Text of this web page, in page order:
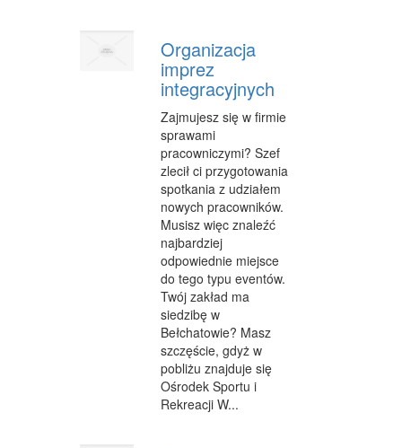
Organizacja
imprez
integracyjnych
Zajmujesz się w firmie
sprawami
pracowniczymi? Szef
zlecił ci przygotowania
spotkania z udziałem
nowych pracowników.
Musisz więc znaleźć
najbardziej
odpowiednie miejsce
do tego typu eventów.
Twój zakład ma
siedzibę w
Bełchatowie? Masz
szczęście, gdyż w
pobliżu znajduje się
Ośrodek Sportu i
Rekreacji W...